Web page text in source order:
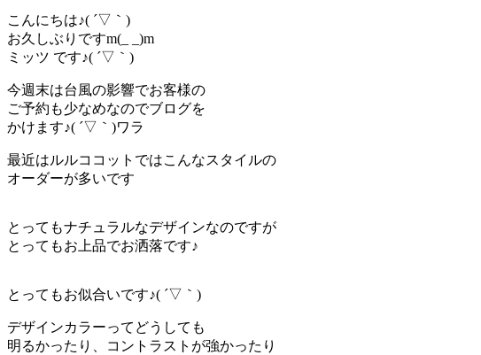
こんにちは♪( ´▽｀)
お久しぶりですm(_ _)m
ミッツ です♪( ´▽｀)
今週末は台風の影響でお客様の
ご予約も少なめなのでブログを
かけます♪( ´▽｀)ワラ
最近はルルココットではこんなスタイルの
オーダーが多いです
とってもナチュラルなデザインなのですが
とってもお上品でお洒落です♪
とってもお似合いです♪( ´▽｀)
デザインカラーってどうしても
明るかったり、コントラストが強かったり